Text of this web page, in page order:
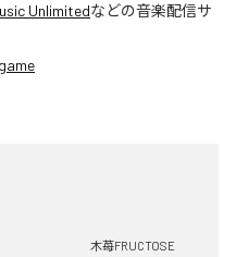
Unlimitedなどの音楽配信サ
木苺FRUCTOSE